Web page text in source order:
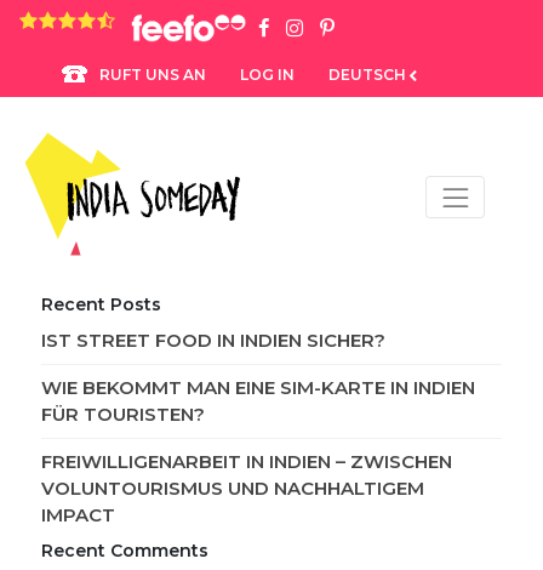
4.8 rating based on 1,234 ratings
RUFT UNS AN LOG IN DEUTSCH
Recent Posts
IST STREET FOOD IN INDIEN SICHER?
WIE BEKOMMT MAN EINE SIM-KARTE IN INDIEN
FÜR TOURISTEN?
FREIWILLIGENARBEIT IN INDIEN – ZWISCHEN
VOLUNTOURISMUS UND NACHHALTIGEM
IMPACT
Recent Comments